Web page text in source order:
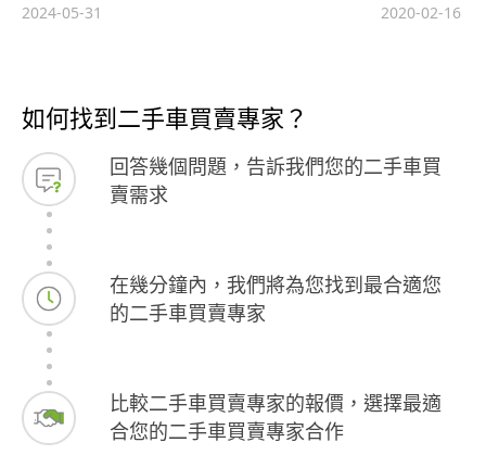
2024-05-31 2020-02-16
如何找到二手車買賣專家？
回答幾個問題，告訴我們您的二手車買
賣需求
在幾分鐘內，我們將為您找到最合適您
的二手車買賣專家
比較二手車買賣專家的報價，選擇最適
合您的二手車買賣專家合作